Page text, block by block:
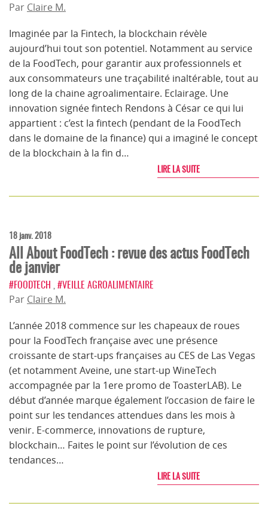
Par Claire M.
Imaginée par la Fintech, la blockchain révèle
aujourd’hui tout son potentiel. Notamment au service
de la FoodTech, pour garantir aux professionnels et
aux consommateurs une traçabilité inaltérable, tout au
long de la chaine agroalimentaire. Eclairage. Une
innovation signée fintech Rendons à César ce qui lui
appartient : c’est la fintech (pendant de la FoodTech
dans le domaine de la finance) qui a imaginé le concept
de la blockchain à la fin d…
LIRE LA SUITE
18 janv. 2018
All About FoodTech : revue des actus FoodTech
de janvier
#FOODTECH #VEILLE AGROALIMENTAIRE
Par Claire M.
L’année 2018 commence sur les chapeaux de roues
pour la FoodTech française avec une présence
croissante de start-ups françaises au CES de Las Vegas
(et notamment Aveine, une start-up WineTech
accompagnée par la 1ere promo de ToasterLAB). Le
début d’année marque également l’occasion de faire le
point sur les tendances attendues dans les mois à
venir. E-commerce, innovations de rupture,
blockchain… Faites le point sur l’évolution de ces
tendances…
LIRE LA SUITE